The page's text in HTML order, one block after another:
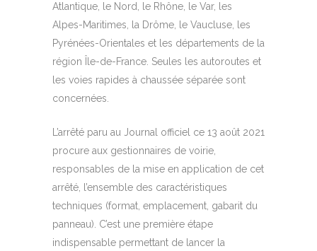
Atlantique, le Nord, le Rhône, le Var, les
Alpes-Maritimes, la Drôme, le Vaucluse, les
Pyrénées-Orientales et les départements de la
région Île-de-France. Seules les autoroutes et
les voies rapides à chaussée séparée sont
concernées.
L’arrêté paru au Journal officiel ce 13 août 2021
procure aux gestionnaires de voirie,
responsables de la mise en application de cet
arrêté, l’ensemble des caractéristiques
techniques (format, emplacement, gabarit du
panneau). C’est une première étape
indispensable permettant de lancer la